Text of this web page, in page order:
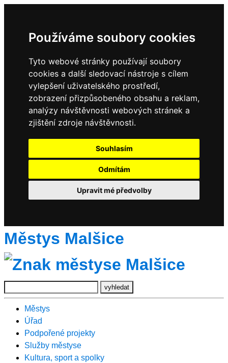
Používáme soubory cookies
Tyto webové stránky používají soubory
cookies a další sledovací nástroje s cílem
vylepšení uživatelského prostředí,
zobrazení přizpůsobeného obsahu a reklam,
analýzy návštěvnosti webových stránek a
zjištění zdroje návštěvnosti.
Souhlasím
Odmítám
Upravit mé předvolby
Městys Malšice
Městys
Úřad
Podpořené projekty
Služby městyse
Kultura, sport a spolky